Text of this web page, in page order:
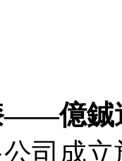
——億鋮
司成